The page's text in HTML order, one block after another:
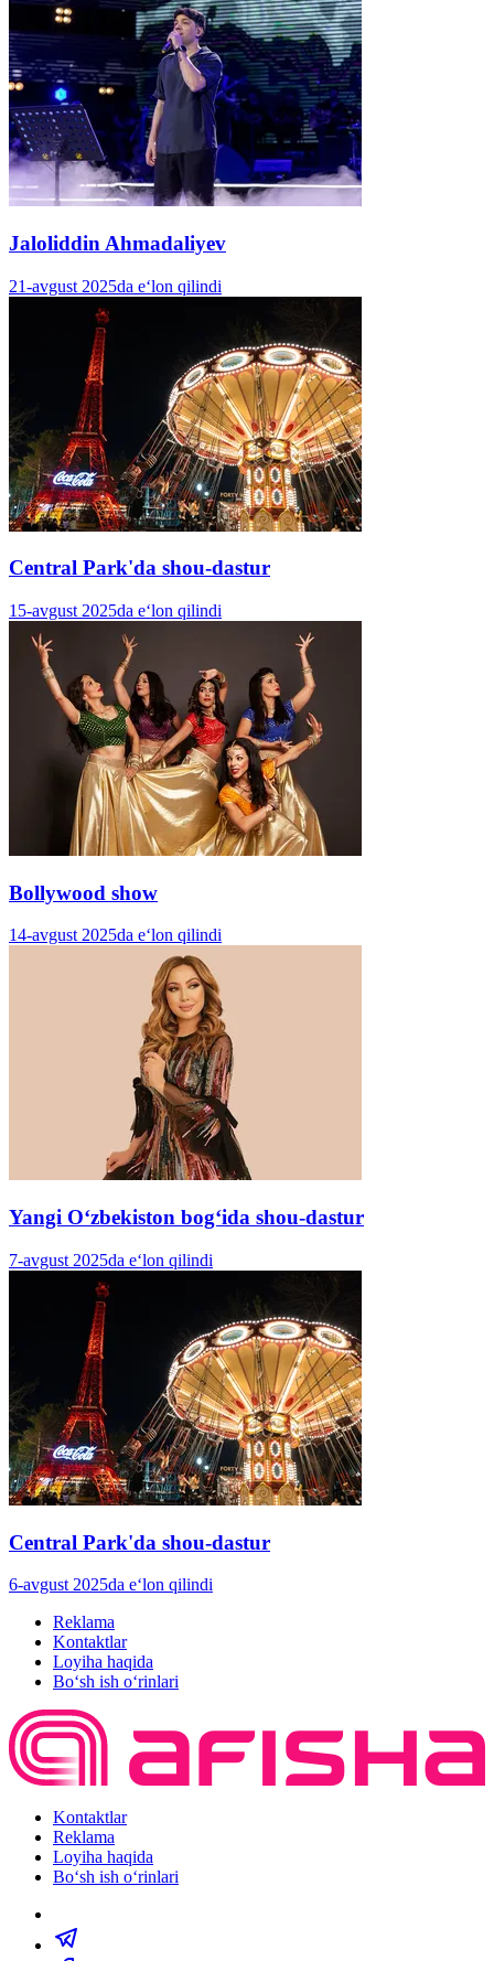
Jaloliddin Ahmadaliyev
21-avgust 2025da e‘lon qilindi
Central Park'da shou-dastur
15-avgust 2025da e‘lon qilindi
Bollywood show
14-avgust 2025da e‘lon qilindi
Yangi Oʻzbekiston bogʻida shou-dastur
7-avgust 2025da e‘lon qilindi
Central Park'da shou-dastur
6-avgust 2025da e‘lon qilindi
Reklama
Kontaktlar
Loyiha haqida
Bo‘sh ish o‘rinlari
Kontaktlar
Reklama
Loyiha haqida
Bo‘sh ish o‘rinlari